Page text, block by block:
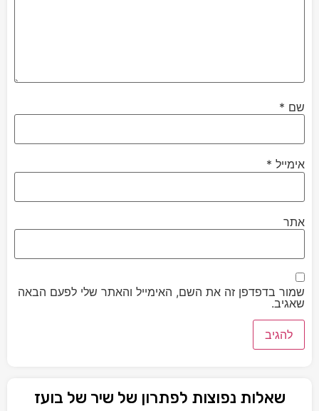
שם *
אימייל *
אתר
שמור בדפדפן זה את השם, האימייל והאתר שלי לפעם הבאה
שאגיב.
שאלות נפוצות לפתרון של שיר של בועז